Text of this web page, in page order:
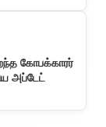
கோபக்காரர்
அப்டேட்